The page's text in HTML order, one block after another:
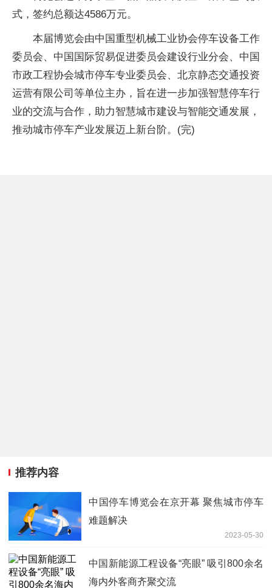
式，签约总额达4586万元。
本届博览会由中国重型机械工业协会停车设备工作
委员会、中国国际贸易促进委员会建设行业分会、中国
市政工程协会城市停车专业委员会、北京静态交通投资
运营有限公司等单位主办，旨在进一步加强智慧停车行
业的交流与合作，助力智慧城市建设与智能交通发展，
推动城市停车产业发展迈上新台阶。(完)
推荐内容
中国停车博览会在京开幕 聚焦城市停车
难题解决
2023-05-30
中国新能源工程设备“亮眼” 吸引800余名
海内外客商齐聚交流